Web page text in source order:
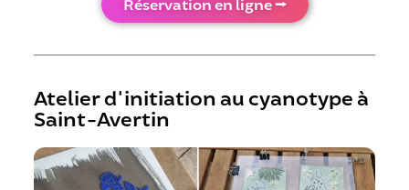
Atelier d'initiation au cyanotype à
Saint-Avertin